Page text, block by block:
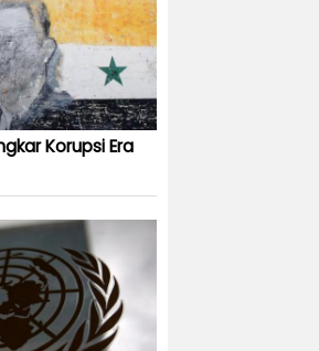
Korupsi Era